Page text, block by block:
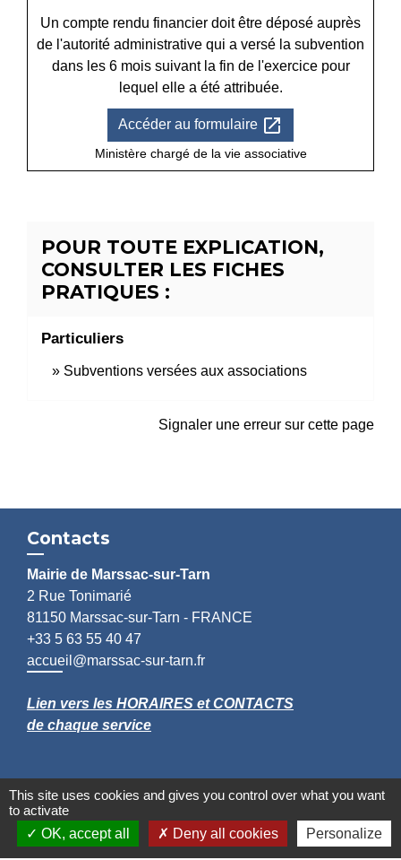
Un compte rendu financier doit être déposé auprès
de l'autorité administrative qui a versé la subvention
dans les 6 mois suivant la fin de l'exercice pour
lequel elle a été attribuée.
Accéder au formulaire open_in_new
Ministère chargé de la vie associative
POUR TOUTE EXPLICATION,
CONSULTER LES FICHES
PRATIQUES :
Particuliers
Subventions versées aux associations
Signaler une erreur sur cette page
Contacts
Mairie de Marssac-sur-Tarn
2 Rue Tonimarié
81150 Marssac-sur-Tarn - FRANCE
+33 5 63 55 40 47
accueil@marssac-sur-tarn.fr
Lien vers les HORAIRES et CONTACTS
de chaque service
This site uses cookies and gives you control over what you want
to activate
OK, accept all
Deny all cookies Personalize